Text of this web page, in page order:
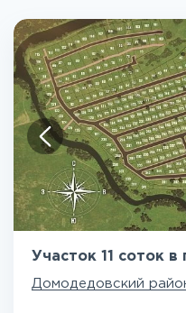
Участок 11 соток
Домодедовский